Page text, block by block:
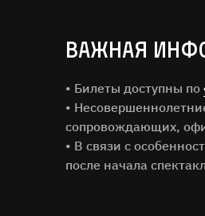
ВАЖНАЯ
• Билеты доступны по
•
сопровождающих,
• В связи с
после началаEmail